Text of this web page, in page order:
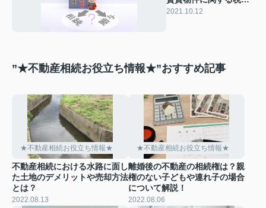
や手順を解説
2021.10.12
”★不動産相続お役立ち情報★”おすすめ記事
★不動産相続お役立ち情報★
不動産相続における水路に面し
た土地のデメリットや売却方法
とは？
2022.08.13
★不動産相続お役立ち情報★
離婚後の不動産の相続権は？親
権のない子どもや連れ子の場合
について解説！
2022.08.06